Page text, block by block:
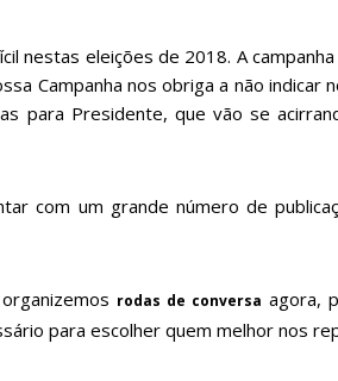
nestas eleições de 2018. A
Campanha nos obriga a não
para Presidente, que vão se
com um grande número de
rodas de conversa agora,
para escolher quem melhor nos